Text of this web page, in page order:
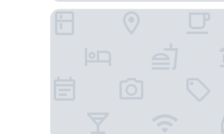
里昂傑爾朗舒適公寓城市飯店